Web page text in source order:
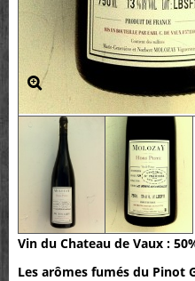
Vin du Chateau de Vaux :
Les arômes fumés du Pinot